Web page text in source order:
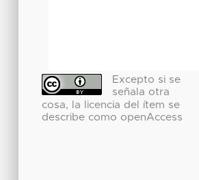
Excepto si se
señala otra
cosa, la licencia del ítem se
describe como openAccess